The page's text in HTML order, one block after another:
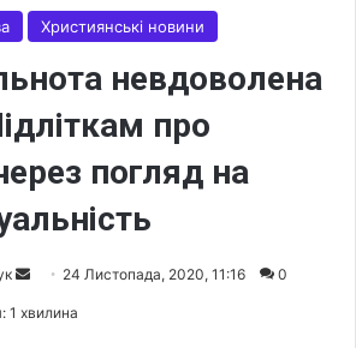
Християнські новини
невдоволена
про
погляд на
24 Листопада, 2020, 11:16 0
1 хвилина